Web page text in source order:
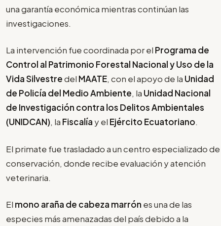
una garantía económica mientras continúan las
investigaciones.
La intervención fue coordinada por el Programa de
Control al Patrimonio Forestal Nacional y Uso de la
Vida Silvestredel MAATE, con el apoyo de la Unidad
de Policía del Medio Ambiente, la Unidad Nacional
de Investigación contra los Delitos Ambientales
(UNIDCAN), la Fiscalía y el Ejército Ecuatoriano.
El primate fue trasladado a un centro especializado de
conservación, donde recibe evaluación y atención
veterinaria.
El mono araña de cabeza marrón es una de las
especies más amenazadas del país debido a la